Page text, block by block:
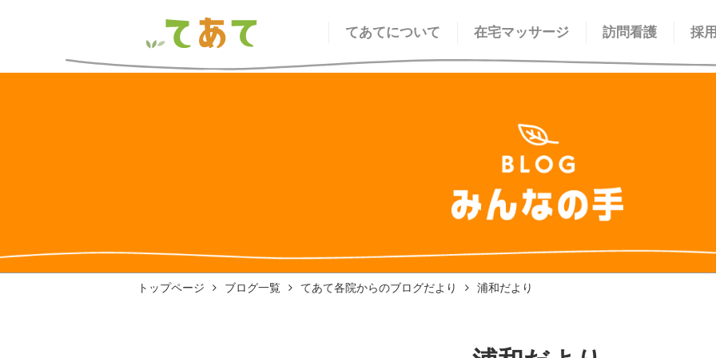
てあてについて 在宅マッサージ 訪問看護 採
トップページ ブログ一覧 てあて各院からのブログだより 浦和だより